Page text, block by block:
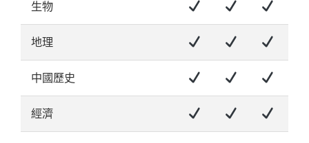
生物
地理
中國歷史
經濟